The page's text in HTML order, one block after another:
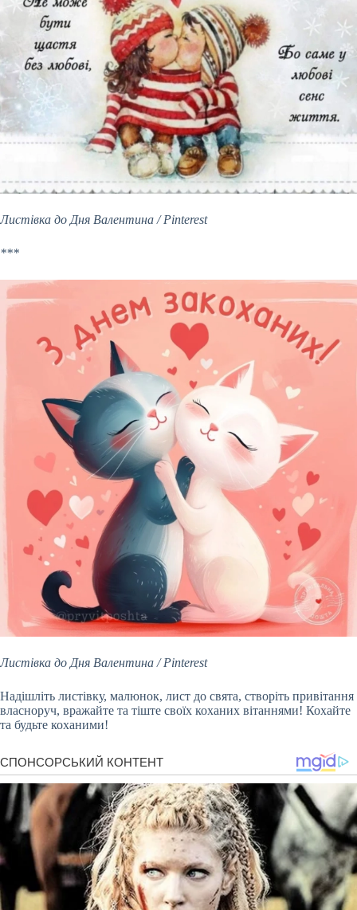
Листівка до Дня Валентина / Pinterest
***
Листівка до Дня Валентина / Pinterest
Надішліть листівку, малюнок, лист до свята, створіть привітання
власноруч, вражайте та тіште своїх коханих вітаннями! Кохайте
та будьте коханими!